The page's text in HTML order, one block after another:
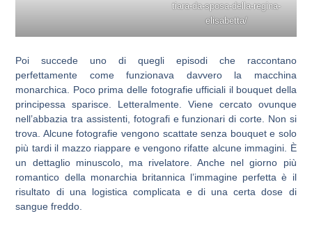
tiara-da-sposa-della-regina-
elisabetta/
Poi succede uno di quegli episodi che raccontano
perfettamente come funzionava davvero la macchina
monarchica. Poco prima delle fotografie ufficiali il bouquet della
principessa sparisce. Letteralmente. Viene cercato ovunque
nell’abbazia tra assistenti, fotografi e funzionari di corte. Non si
trova. Alcune fotografie vengono scattate senza bouquet e solo
più tardi il mazzo riappare e vengono rifatte alcune immagini. È
un dettaglio minuscolo, ma rivelatore. Anche nel giorno più
romantico della monarchia britannica l’immagine perfetta è il
risultato di una logistica complicata e di una certa dose di
sangue freddo.